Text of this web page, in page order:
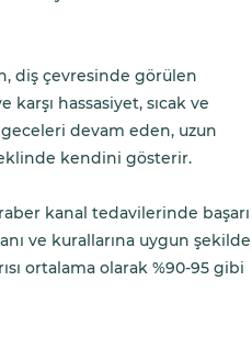
diş çevresinde görülen
karşı hassasiyet, sıcak ve
devam eden, uzun
kendini gösterir.
kanal tedavilerinde başarı
ve kurallarına uygun şekilde
ortalama olarak %90-95 gibi